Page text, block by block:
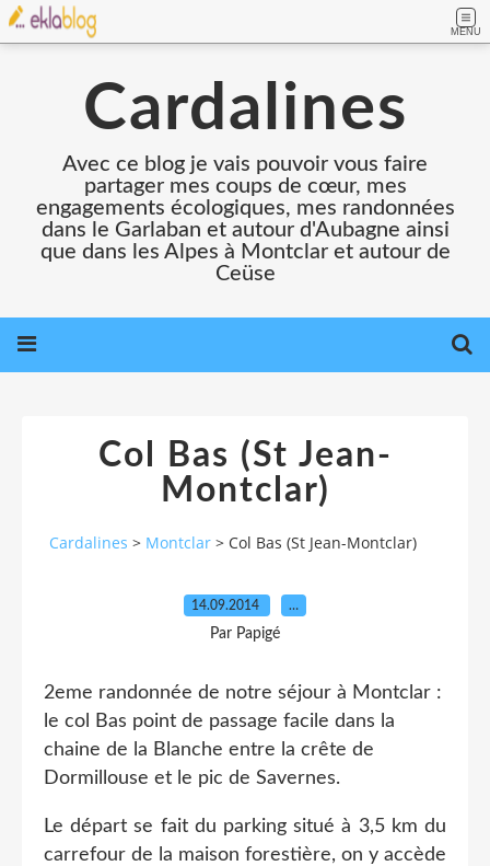
MENU
Cardalines
Avec ce blog je vais pouvoir vous faire
partager mes coups de cœur, mes
engagements écologiques, mes randonnées
dans le Garlaban et autour d'Aubagne ainsi
que dans les Alpes à Montclar et autour de
Ceüse
Col Bas (St Jean-
Montclar)
Cardalines > Montclar > Col Bas (St Jean-Montclar)
14.09.2014 …
Par Papigé
2eme randonnée de notre séjour à Montclar :
le col Bas point de passage facile dans la
chaine de la Blanche entre la crête de
Dormillouse et le pic de Savernes.
Le départ se fait du parking situé à 3,5 km du
carrefour de la maison forestière, on y accède